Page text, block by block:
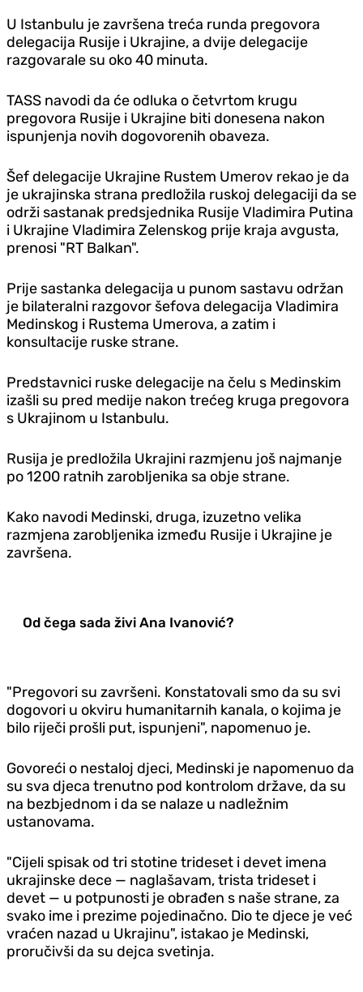
U Istanbulu je završena treća runda pregovora
delegacija Rusije i Ukrajine, a dvije delegacije
razgovarale su oko 40 minuta.
TASS navodi da će odluka o četvrtom krugu
pregovora Rusije i Ukrajine biti donesena nakon
ispunjenja novih dogovorenih obaveza.
Šef delegacije Ukrajine Rustem Umerov rekao je da
je ukrajinska strana predložila ruskoj delegaciji da se
održi sastanak predsjednika Rusije Vladimira Putina
i Ukrajine Vladimira Zelenskog prije kraja avgusta,
prenosi "RT Balkan".
Prije sastanka delegacija u punom sastavu održan
je bilateralni razgovor šefova delegacija Vladimira
Medinskog i Rustema Umerova, a zatim i
konsultacije ruske strane.
Predstavnici ruske delegacije na čelu s Medinskim
izašli su pred medije nakon trećeg kruga pregovora
s Ukrajinom u Istanbulu.
Rusija je predložila Ukrajini razmjenu još najmanje
po 1200 ratnih zarobljenika sa obje strane.
Kako navodi Medinski, druga, izuzetno velika
razmjena zarobljenika između Rusije i Ukrajine je
završena.
Od čega sada živi Ana Ivanović?
"Pregovori su završeni. Konstatovali smo da su svi
dogovori u okviru humanitarnih kanala, o kojima je
bilo riječi prošli put, ispunjeni", napomenuo je.
Govoreći o nestaloj djeci, Medinski je napomenuo da
su sva djeca trenutno pod kontrolom države, da su
na bezbjednom i da se nalaze u nadležnim
ustanovama.
"Cijeli spisak od tri stotine trideset i devet imena
ukrajinske dece — naglašavam, trista trideset i
devet — u potpunosti je obrađen s naše strane, za
svako ime i prezime pojedinačno. Dio te djece je već
vraćen nazad u Ukrajinu", istakao je Medinski,
proručivši da su dejca svetinja.